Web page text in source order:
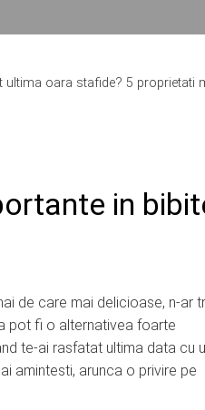
ultima oara stafide? 5 proprietati
in
de care mai delicioase, n-ar
pot fi o alternativea foarte
te-ai rasfatat ultima data cu
amintesti, arunca o privire pe